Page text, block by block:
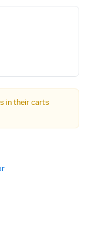
in their carts